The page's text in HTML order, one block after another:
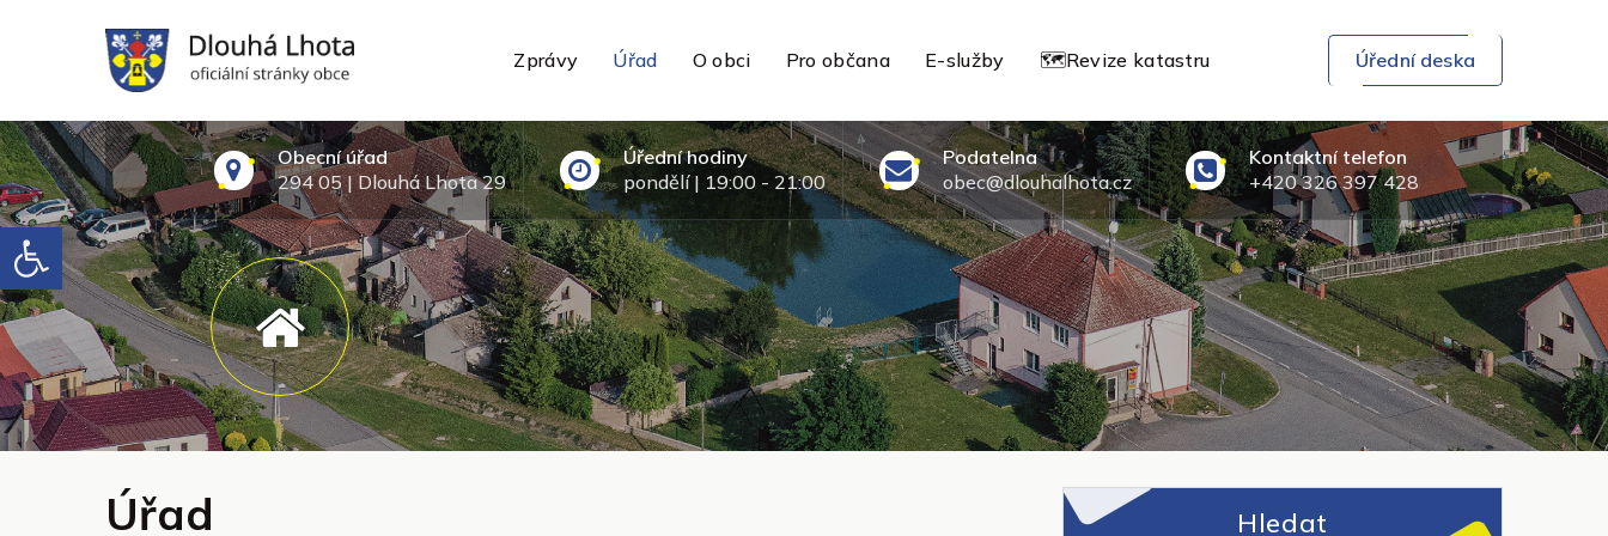
Open toolbar
Zprávy Úřad O obci Pro občana E-služby 🗺️Revize katastru Úřední deska
Obecní úřad
294 05 | Dlouhá Lhota 29
Úřední hodiny
pondělí | 19:00 - 21:00
Podatelna
obec@dlouhalhota.cz
Kontaktní telefon
+420 326 397 428
Úřad Hledat